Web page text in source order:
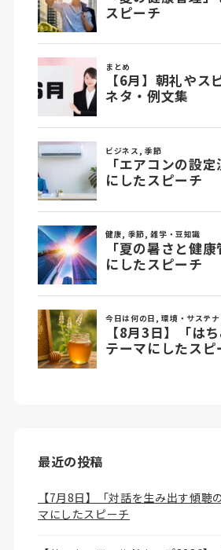
最近の投稿
【7月8日】「対話を生み出す傾聴
マにしたスピーチ